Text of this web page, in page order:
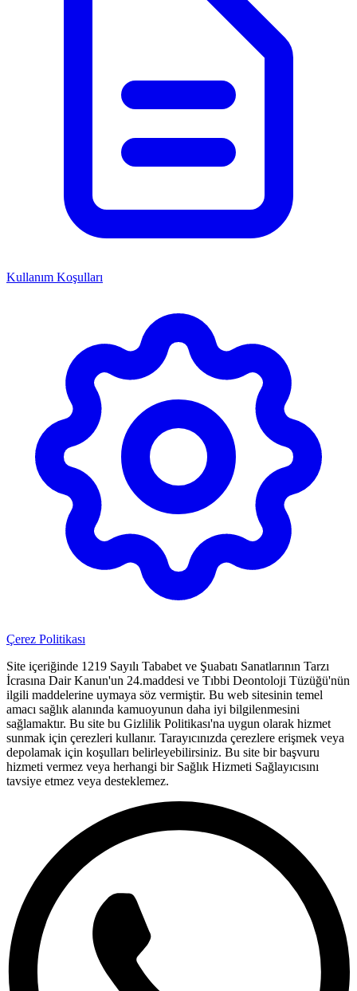
Kullanım Koşulları
Çerez Politikası
Site içeriğinde 1219 Sayılı Tababet ve Şuabatı Sanatlarının Tarzı
İcrasına Dair Kanun'un 24.maddesi ve Tıbbi Deontoloji Tüzüğü'nün
ilgili maddelerine uymaya söz vermiştir. Bu web sitesinin temel
amacı sağlık alanında kamuoyunun daha iyi bilgilenmesini
sağlamaktır. Bu site bu Gizlilik Politikası'na uygun olarak hizmet
sunmak için çerezleri kullanır. Tarayıcınızda çerezlere erişmek veya
depolamak için koşulları belirleyebilirsiniz. Bu site bir başvuru
hizmeti vermez veya herhangi bir Sağlık Hizmeti Sağlayıcısını
tavsiye etmez veya desteklemez.